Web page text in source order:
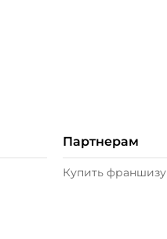
Партнерам
Купить франшизу